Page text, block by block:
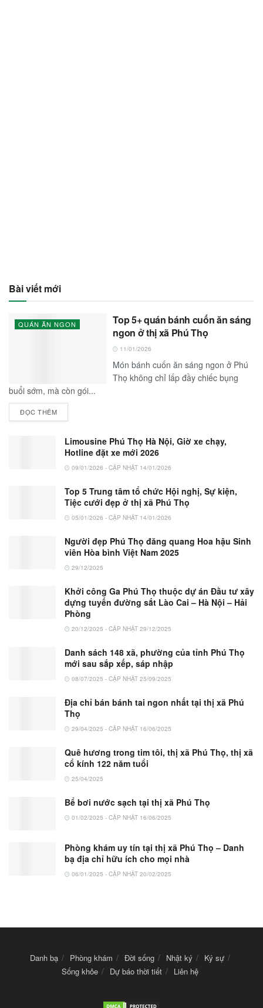
Bài viết mới
QUÁN ĂN NGON
Top 5+ quán bánh cuốn ăn sáng
ngon ở thị xã Phú Thọ
11/01/2026
Món bánh cuốn ăn sáng ngon ở Phú
Thọ không chỉ lấp đầy chiếc bụng
buổi sớm, mà còn gói...
ĐỌC THÊM
Limousine Phú Thọ Hà Nội, Giờ xe chạy,
Hotline đặt xe mới 2026
09/01/2026 - CẬP NHẬT 14/01/2026
Top 5 Trung tâm tổ chức Hội nghị, Sự kiện,
Tiệc cưới đẹp ở thị xã Phú Thọ
05/01/2026 - CẬP NHẬT 14/01/2026
Người đẹp Phú Thọ đăng quang Hoa hậu Sinh
viên Hòa bình Việt Nam 2025
29/12/2025
Khởi công Ga Phú Thọ thuộc dự án Đầu tư xây
dựng tuyến đường sắt Lào Cai – Hà Nội – Hải
Phòng
20/12/2025 - CẬP NHẬT 29/12/2025
Danh sách 148 xã, phường của tỉnh Phú Thọ
mới sau sắp xếp, sáp nhập
08/07/2025 - CẬP NHẬT 25/09/2025
Địa chỉ bán bánh tai ngon nhất tại thị xã Phú
Thọ
29/04/2025 - CẬP NHẬT 16/06/2025
Quê hương trong tim tôi, thị xã Phú Thọ, thị xã
cổ kính 122 năm tuổi
25/04/2025
Bể bơi nước sạch tại thị xã Phú Thọ
01/02/2025 - CẬP NHẬT 16/06/2025
Phòng khám uy tín tại thị xã Phú Thọ – Danh
bạ địa chỉ hữu ích cho mọi nhà
06/01/2025 - CẬP NHẬT 20/02/2025
Danh bạ Phòng khám Đời sống Nhật ký
Ký sự
Sống khỏe
Dự báo thời tiết Liên hệ